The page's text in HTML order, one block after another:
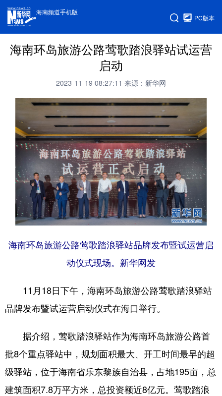
海南频道手机版
PC版本
海南环岛旅游公路莺歌踏浪驿站试运营
启动
2023-11-19 08:27:11 来源：新华网
海南环岛旅游公路莺歌踏浪驿站品牌发布暨试运营启
动仪式现场。新华网发
11月18日下午，海南环岛旅游公路莺歌踏浪驿站
品牌发布暨试运营启动仪式在海口举行。
据介绍，莺歌踏浪驿站作为海南环岛旅游公路首
批8个重点驿站中，规划面积最大、开工时间最早的超
级驿站，位于海南省乐东黎族自治县，占地195亩，总
建筑面积7.8万平方米，总投资额近8亿元。莺歌踏浪